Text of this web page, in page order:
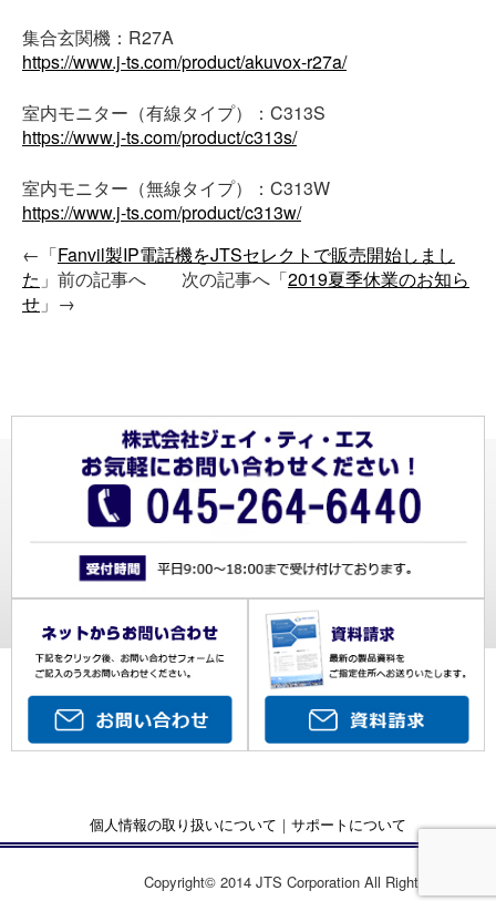
集合玄関機：R27A
https://www.j-ts.com/product/akuvox-r27a/
室内モニター（有線タイプ）：C313S
https://www.j-ts.com/product/c313s/
室内モニター（無線タイプ）：C313W
https://www.j-ts.com/product/c313w/
←「Fanvil製IP電話機をJTSセレクトで販売開始しまし
た 」前の記事へ 次の記事へ「2019夏季休業のお知ら
せ 」→
個人情報の取り扱いについて ｜ サポートについて
Copyright© 2014 JTS Corporation All Rights Reserved.